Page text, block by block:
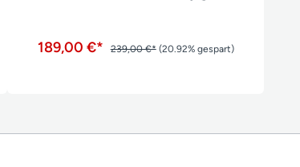
189,00 €* 239,00 €* (20.92% gespart)